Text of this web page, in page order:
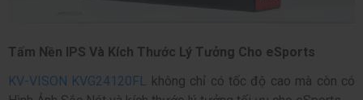
Tấm Nền IPS Và Kích Thước Lý Tưởng Cho eSports
KV-VISON KVG24120FL không chỉ có tốc độ cao mà còn có